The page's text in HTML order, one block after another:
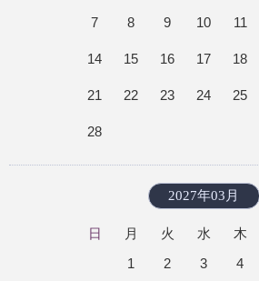
7 8 9 10 11
14 15 16 17 18
21 22 23 24 25
28
2027年03月
日 月 火 水 木
1
2 3 4